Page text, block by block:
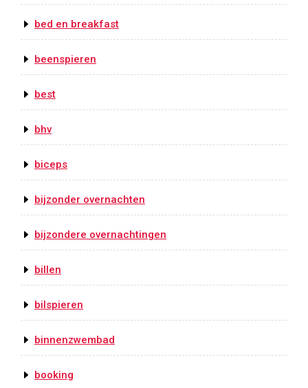
bed en breakfast
beenspieren
best
bhv
biceps
bijzonder overnachten
bijzondere overnachtingen
billen
bilspieren
binnenzwembad
booking